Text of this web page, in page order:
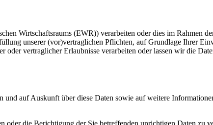
Wirtschaftsraums (EWR)) verarbeiten oder dies im Rahmen
unserer (vor)vertraglichen Pflichten, auf Grundlage Ihrer
vertraglicher Erlaubnisse verarbeiten oder lassen wir die
auf Auskunft über diese Daten sowie auf weitere
oder die Berichtigung der Sie betreffenden unrichtigen Daten zu